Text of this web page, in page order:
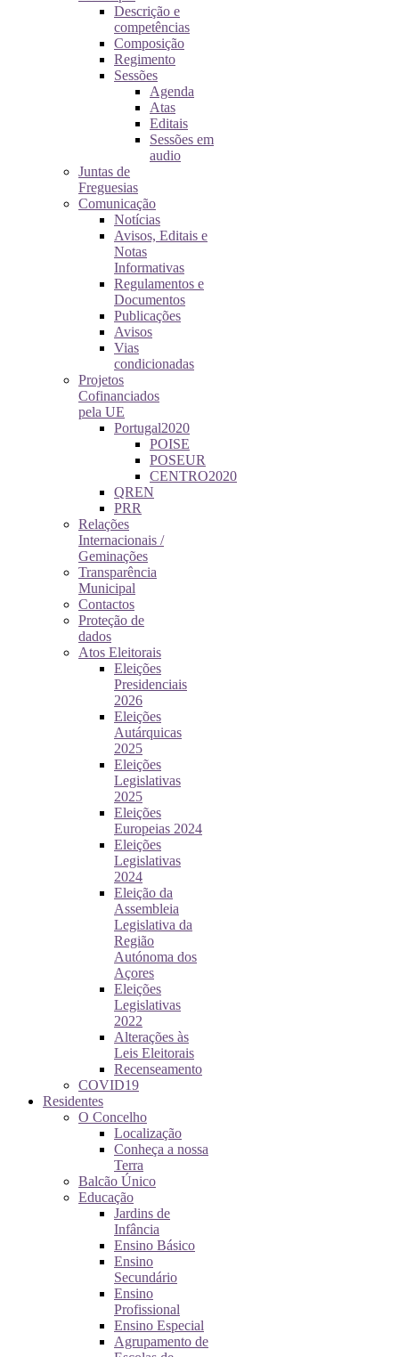
Descrição e
competências
Composição
Regimento
Sessões
Agenda
Atas
Editais
Sessões em
audio
Juntas de
Freguesias
Comunicação
Notícias
Avisos, Editais e
Notas
Informativas
Regulamentos e
Documentos
Publicações
Avisos
Vias
condicionadas
Projetos
Cofinanciados
pela UE
Portugal2020
POISE
POSEUR
CENTRO2020
QREN
PRR
Relações
Internacionais /
Geminações
Transparência
Municipal
Contactos
Proteção de
dados
Atos Eleitorais
Eleições
Presidenciais
2026
Eleições
Autárquicas
2025
Eleições
Legislativas
2025
Eleições
Europeias 2024
Eleições
Legislativas
2024
Eleição da
Assembleia
Legislativa da
Região
Autónoma dos
Açores
Eleições
Legislativas
2022
Alterações às
Leis Eleitorais
Recenseamento
COVID19
Residentes
O Concelho
Localização
Conheça a nossa
Terra
Balcão Único
Educação
Jardins de
Infância
Ensino Básico
Ensino
Secundário
Ensino
Profissional
Ensino Especial
Agrupamento de